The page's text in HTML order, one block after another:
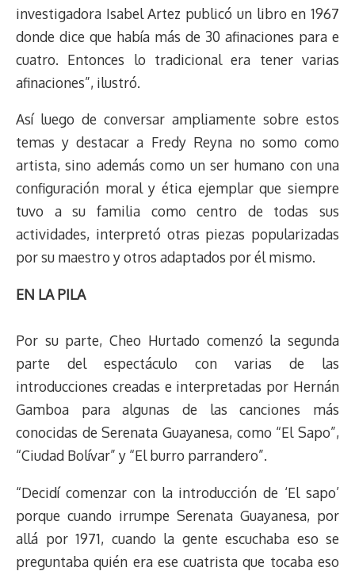
investigadora Isabel Artez publicó un libro en 1967
donde dice que había más de 30 afinaciones para e
cuatro. Entonces lo tradicional era tener varias
afinaciones”, ilustró.
Así luego de conversar ampliamente sobre estos
temas y destacar a Fredy Reyna no somo como
artista, sino además como un ser humano con una
configuración moral y ética ejemplar que siempre
tuvo a su familia como centro de todas sus
actividades, interpretó otras piezas popularizadas
por su maestro y otros adaptados por él mismo.
EN LA PILA
Por su parte, Cheo Hurtado comenzó la segunda
parte del espectáculo con varias de las
introducciones creadas e interpretadas por Hernán
Gamboa para algunas de las canciones más
conocidas de Serenata Guayanesa, como “El Sapo”,
“Ciudad Bolívar” y “El burro parrandero”.
“Decidí comenzar con la introducción de ‘El sapo’
porque cuando irrumpe Serenata Guayanesa, por
allá por 1971, cuando la gente escuchaba eso se
preguntaba quién era ese cuatrista que tocaba eso